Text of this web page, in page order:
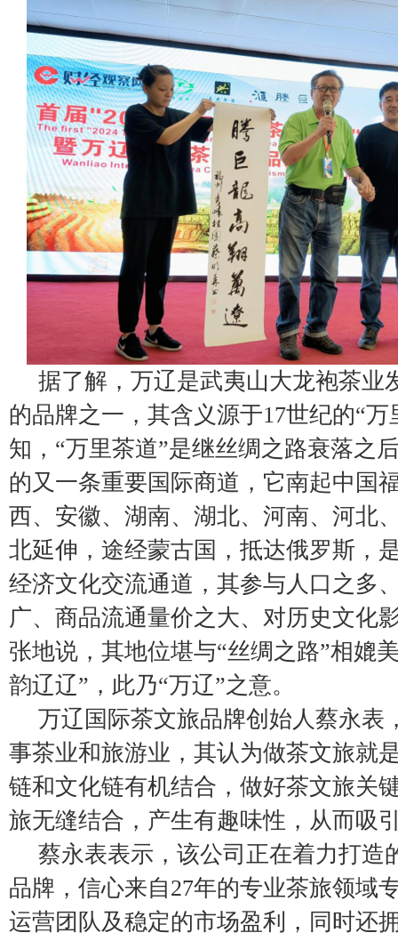
据了解，万辽是武夷山大龙袍茶业
的品牌之一，其含义源于17世纪的“万
知，“万里茶道”是继丝绸之路衰落之
的又一条重要国际商道，它南起中国
西、安徽、湖南、湖北、河南、河北
北延伸，途经蒙古国，抵达俄罗斯，
经济文化交流通道，其参与人口之多
广、商品流通量价之大、对历史文化
张地说，其地位堪与“丝绸之路”相媲
韵辽辽”，此乃“万辽”之意。
万辽国际茶文旅品牌创始人蔡永表
事茶业和旅游业，其认为做茶文旅就
链和文化链有机结合，做好茶文旅关
旅无缝结合，产生有趣味性，从而吸
蔡永表表示，该公司正在着力打造
品牌，信心来自27年的专业茶旅领域
运营团队及稳定的市场盈利，同时还